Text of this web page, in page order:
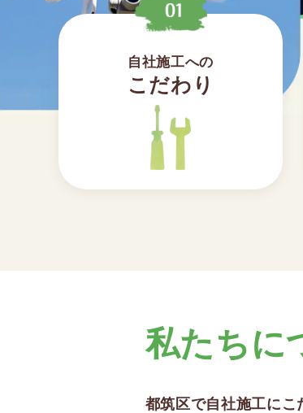
自社施工への
こだわり
私たちに
都筑区で自社施工に